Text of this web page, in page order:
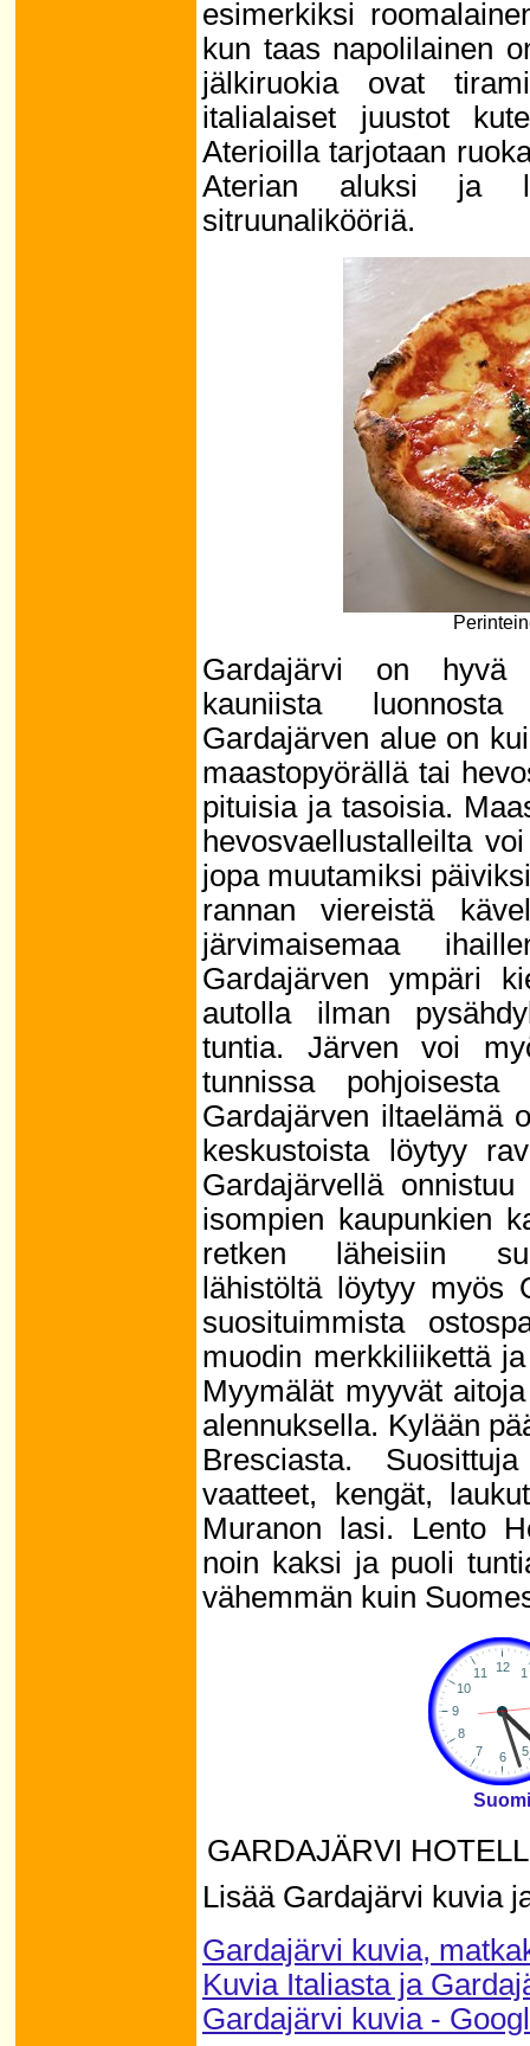
esimerkiksi
kun taas napolilainen
jälkiruokia ovat
italialaiset juustot
Aterioilla tarjotaan
Aterian aluksi ja
sitruunalikööriä.
Gardajärvi on hyvä
kauniista
Gardajärven alue on
maastopyörällä tai
pituisia ja tasoisia.
hevosvaellustalleilta
jopa muutamiksi
rannan viereistä
järvimaisemaa
Gardajärven ympäri
autolla ilman
tuntia. Järven voi
tunnissa pohjoisesta
Gardajärven iltaelämä
keskustoista löytyy
Gardajärvellä
isompien kaupunkien
retken läheisiin
lähistöltä löytyy myös
suosituimmista
muodin merkkiliikettä
Myymälät myyvät
alennuksella. Kylään
Bresciasta.
vaatteet, kengät,
Muranon lasi. Lento
noin kaksi ja puoli
vähemmän kuin
Suomi
GARDAJÄRVI
Lisää Gardajärvi kuvia
Gardajärvi kuvia,
Kuvia Italiasta ja
Gardajärvi kuvia -